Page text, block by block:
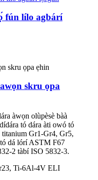
fún lílo agbárí
skru ọpa
​​àwọn olùpèsè bàà
tó dára àti owó tó
Gr1-Gr4, Gr5,
dá lórí ASTM F67
2 tàbí ISO 5832-3.
Ti-6Al-4V ELI